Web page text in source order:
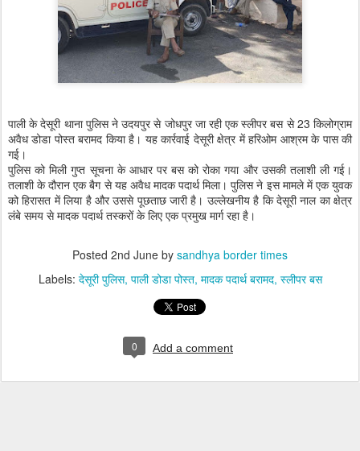
पाली के देसूरी थाना पुलिस ने उदयपुर से जोधपुर जा रही एक स्लीपर बस से 23 किलोग्राम
अवैध डोडा पोस्त बरामद किया है। यह कार्रवाई देसूरी क्षेत्र में हरिओम आश्रम के पास की
गई।
पुलिस को मिली गुप्त सूचना के आधार पर बस को रोका गया और उसकी तलाशी ली गई।
तलाशी के दौरान एक बैग से यह अवैध मादक पदार्थ मिला। पुलिस ने इस मामले में एक युवक
को हिरासत में लिया है और उससे पूछताछ जारी है। उल्लेखनीय है कि देसूरी नाल का क्षेत्र
लंबे समय से मादक पदार्थ तस्करों के लिए एक प्रमुख मार्ग रहा है।
Posted 2nd June by sandhya border times
Labels: देसूरी पुलिस पाली डोडा पोस्त मादक पदार्थ बरामद स्लीपर बस
0 Add a comment